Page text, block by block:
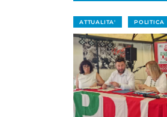
ATTUALITA' POLITICA